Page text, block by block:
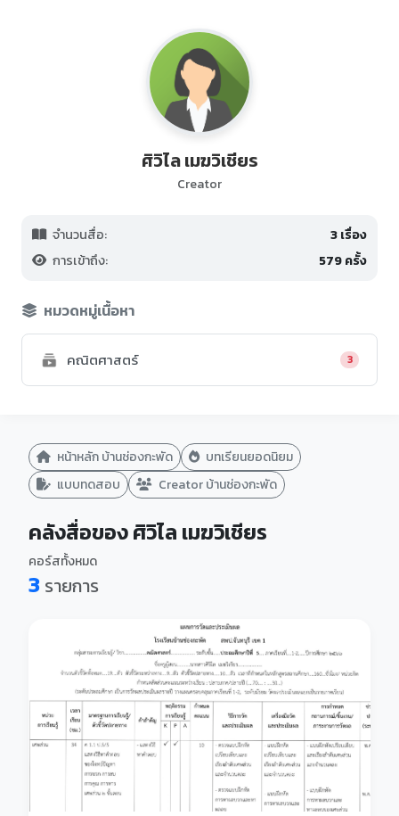
ศิวิไล เมฆวิเชียร
Creator
จำนวนสื่อ:
3 เรื่อง
การเข้าถึง:
579 ครั้ง
หมวดหมู่เนื้อหา
คณิตศาสตร์ 3
หน้าหลัก บ้านช่องกะพัด
บทเรียนยอดนิยม
แบบทดสอบ
Creator บ้านช่องกะพัด
คลังสื่อของ ศิวิไล เมฆวิเชียร
คอร์สทั้งหมด
3 รายการ